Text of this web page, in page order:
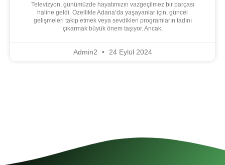
Televizyon, günümüzde hayatımızın vazgeçilmez bir parçası
haline geldi. Özellikle Adana’da yaşayanlar için, güncel
gelişmeleri takip etmek veya sevdikleri programların tadını
çıkarmak büyük önem taşıyor. Ancak,
Admin2 24 Eylül 2024